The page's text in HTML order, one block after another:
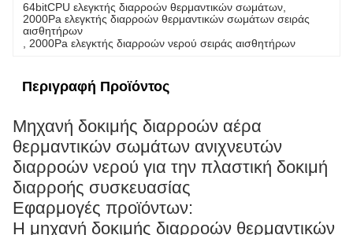
64bitCPU ελεγκτής διαρροών θερμαντικών σωμάτων
2000Pa ελεγκτής διαρροών θερμαντικών σωμάτων σειράς
αισθητήρων
2000Pa ελεγκτής διαρροών νερού σειράς αισθητήρων
Περιγραφή Προϊόντος
Μηχανή δοκιμής διαρροών αέρα
θερμαντικών σωμάτων ανιχνευτών
διαρροών νερού για την πλαστική δοκιμή
διαρροής συσκευασίας
Εφαρμογές προϊόντων:
Η μηχανή δοκιμής διαρροών θερμαντικών